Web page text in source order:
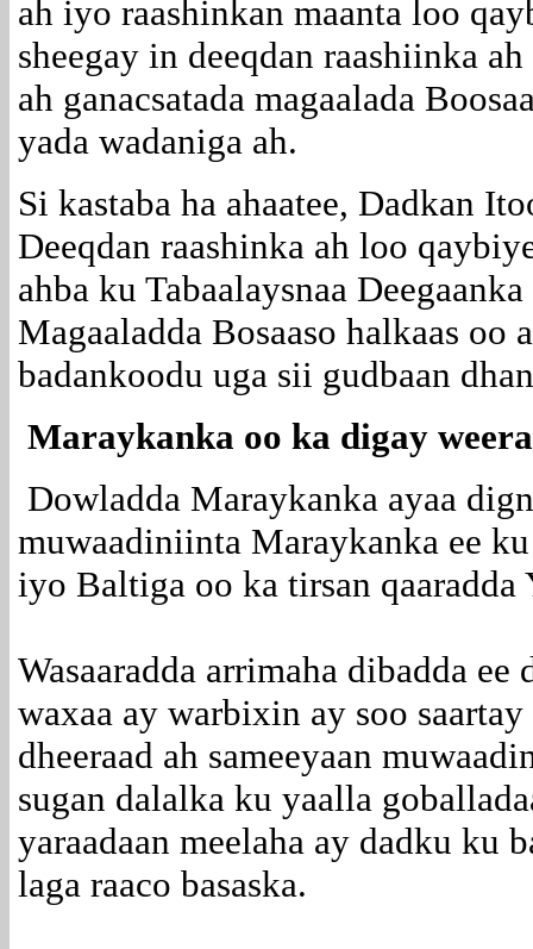
ah iyo raashinkan maanta loo
sheegay in deeqdan raashiinka
ah ganacsatada magaalada
yada wadaniga ah.
Si kastaba ha ahaatee, Dadkan
Deeqdan raashinka ah loo
ahba ku Tabaalaysnaa
Magaaladda Bosaaso halkaas oo
badankoodu uga sii gudbaan
Maraykanka oo ka digay
Dowladda Maraykanka ayaa
muwaadiniinta Maraykanka ee
iyo Baltiga oo ka tirsan qaaradda
Wasaaradda arrimaha dibadda
waxaa ay warbixin ay soo
dheeraad ah sameeyaan
sugan dalalka ku yaalla
yaraadaan meelaha ay dadku ku
laga raaco basaska.